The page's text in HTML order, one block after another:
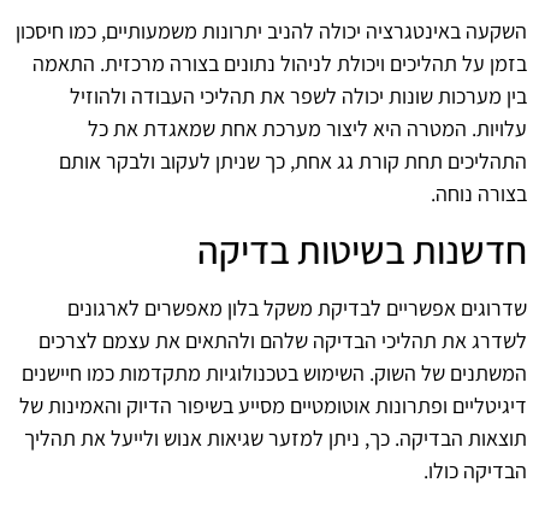
השקעה באינטגרציה יכולה להניב יתרונות משמעותיים, כמו חיסכון
בזמן על תהליכים ויכולת לניהול נתונים בצורה מרכזית. התאמה
בין מערכות שונות יכולה לשפר את תהליכי העבודה ולהוזיל
עלויות. המטרה היא ליצור מערכת אחת שמאגדת את כל
התהליכים תחת קורת גג אחת, כך שניתן לעקוב ולבקר אותם
בצורה נוחה.
חדשנות בשיטות בדיקה
שדרוגים אפשריים לבדיקת משקל בלון מאפשרים לארגונים
לשדרג את תהליכי הבדיקה שלהם ולהתאים את עצמם לצרכים
המשתנים של השוק. השימוש בטכנולוגיות מתקדמות כמו חיישנים
דיגיטליים ופתרונות אוטומטיים מסייע בשיפור הדיוק והאמינות של
תוצאות הבדיקה. כך, ניתן למזער שגיאות אנוש ולייעל את תהליך
הבדיקה כולו.